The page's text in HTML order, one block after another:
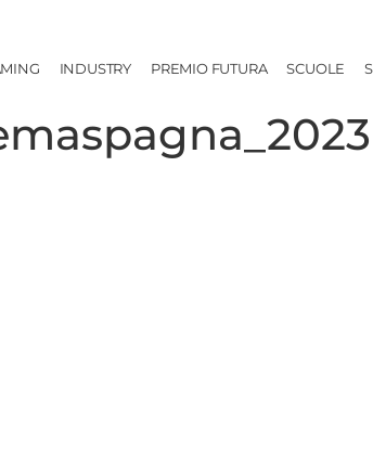
INDUSTRY PREMIO FUTURA SCUOLE